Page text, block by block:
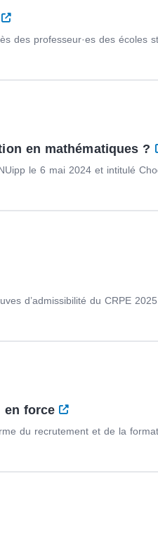
des professeur·es des écoles
en mathématiques ?
le 6 mai 2024 et intitulé
d’admissibilité du CRPE
en force
du recrutement et de la